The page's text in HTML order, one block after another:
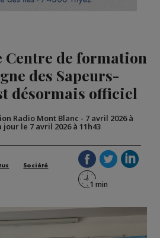
Centre de formation
des Sapeurs-
désormais officiel
Radio Mont Blanc - 7 avril 2026 à
jour le 7 avril 2026 à 11h43
Société